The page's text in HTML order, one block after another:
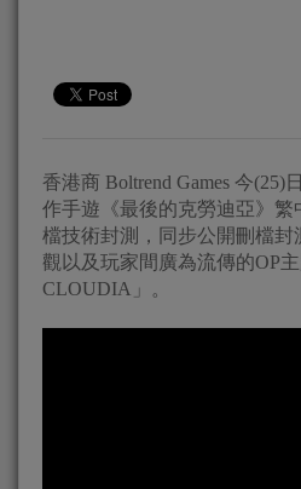
香港商 Boltrend Games 今
作手遊《最後的克勞迪亞》繁
檔技術封測，同步公開刪檔封
觀以及玩家間廣為流傳的OP
CLOUDIA」。